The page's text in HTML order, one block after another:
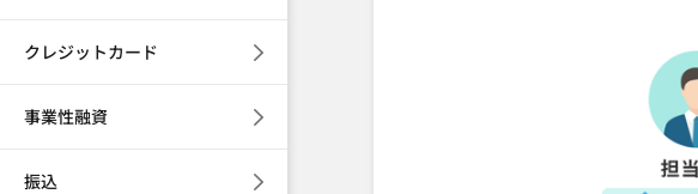
クレジットカード
事業性融資
振込